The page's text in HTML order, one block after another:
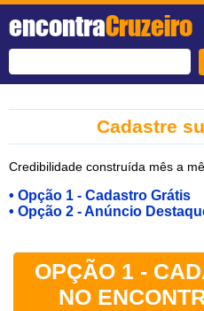
encontraCruzeiro
Cadastre
Credibilidade construída mês a
• Opção 1 - Cadastro Grátis
• Opção 2 - Anúncio
OPÇÃO 1 -
NO